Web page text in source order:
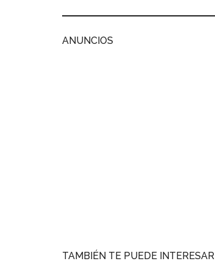
ANUNCIOS
TAMBIÉN TE PUEDE INTERESAR